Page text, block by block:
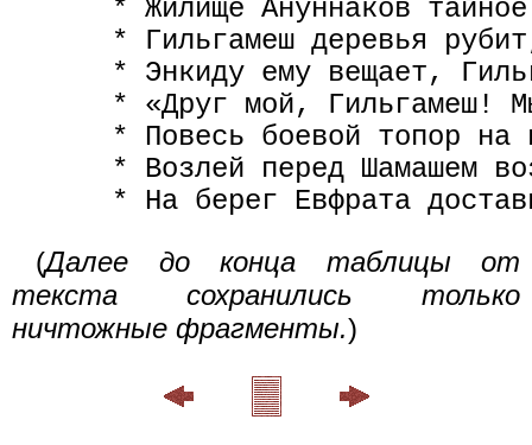
* Жилище Ануннаков
* Гильгамеш деревья
* Энкиду ему вещает,
* «Друг мой, Гильгамеш!
* Повесь боевой топор на
* Возлей перед Шамашем
(Далее до конца таблицы от
текста сохранились только
ничтожные фрагменты.)